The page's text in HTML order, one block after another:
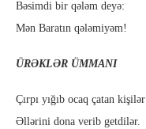
Bəsimdi bir qələm deyə:
Mən Baratın qələmiyəm!
ÜRƏKLƏR ÜMMANI
Çırpı yığıb ocaq çatan kişilər
Əllərini dona verib getdilər.